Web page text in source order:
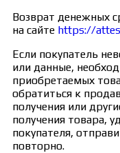
Возврат денежных
на сайте https://
Если покупатель
или данные,
приобретаемых
обратиться к
получения или
получения товара,
покупателя,
повторно.